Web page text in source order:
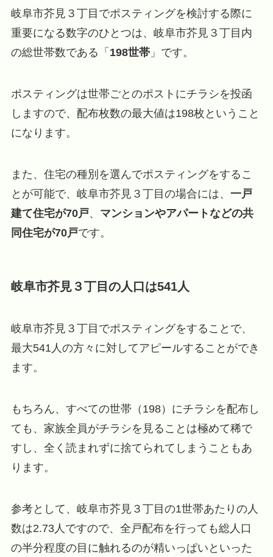
岐阜市芥見３丁目でポスティングを検討する際に
重要になる数字のひとつは、岐阜市芥見３丁目内
の総世帯数である「 198世帯」です。
ポスティングは世帯ごとのポストにチラシを投函
しますので、配布枚数の最大値は198枚ということ
になります。
また、住宅の種別を選んでポスティングをするこ
とが可能で、岐阜市芥見３丁目の場合には、 一戸
建て住宅が70戸、 マンションやアパートなどの共
同住宅が70戸です。
岐阜市芥見３丁目の人口は541人
岐阜市芥見３丁目でポスティングをすることで、
最大541人の方々に対してアピールすることができ
ます。
もちろん、すべての世帯（198）にチラシを配布し
ても、家族全員がチラシを見ることは極めて稀で
すし、全く読まれずに捨てられてしまうこともあ
ります。
参考として、岐阜市芥見３丁目の1世帯あたりの人
数は2.73人ですので、全戸配布を行っても総人口
の半分程度の目に触れるのが精いっぱいといった